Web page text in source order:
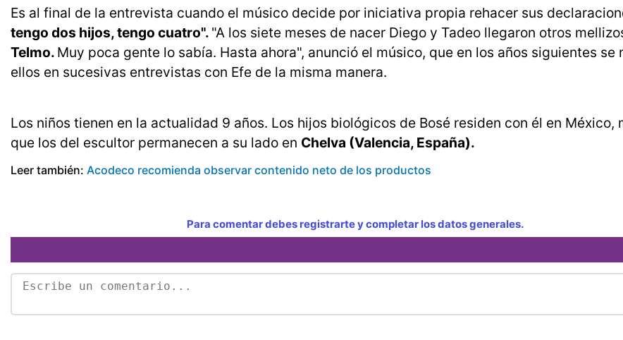
Es al final de la entrevista cuando el músico decide por iniciativa propia rehacer sus
tengo dos hijos, tengo cuatro". "A los siete meses de nacer Diego y Tadeo llegaron otros
Telmo. Muy poca gente lo sabía. Hasta ahora", anunció el músico, que en los años siguientes se
ellos en sucesivas entrevistas con Efe de la misma manera.
Los niños tienen en la actualidad 9 años. Los hijos biológicos de Bosé residen con él en México,
que los del escultor permanecen a su lado en Chelva (Valencia, España).
Leer también: Acodeco recomienda observar contenido neto de los productos
Para comentar debes registrarte y completar los datos generales.